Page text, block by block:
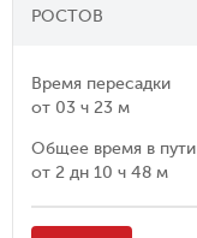
РОСТОВ
Время пересадки
от 03 ч 23 м
Общее время в пути
от 2 дн 10 ч 48 м